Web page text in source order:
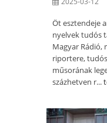
Öt esztendeje
nyelvek tudós
Magyar Rádió,
riportere,
műsorának
százhetven r...